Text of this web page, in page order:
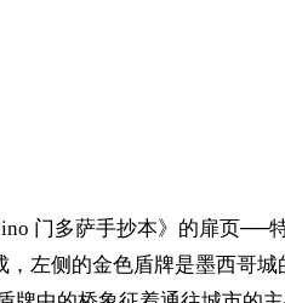
门多萨手抄本》的扉页
左侧的金色盾牌是墨西哥